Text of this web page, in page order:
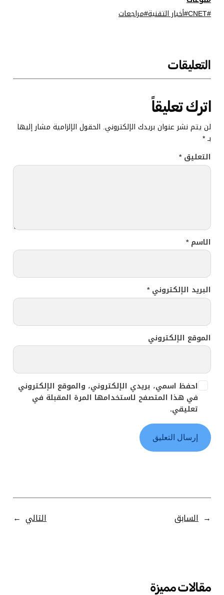
CNET أخبار التقنية مراجعات
التعليقات
اترك تعليقاً
لن يتم نشر عنوان بريدك الإلكتروني. الحقول الإلزامية مشار إليها
بـ*
التعليق*
الاسم*
البريد الإلكتروني*
الموقع الإلكتروني
احفظ اسمي، بريدي الإلكتروني، والموقع الإلكتروني
في هذا المتصفح لاستخدامها المرة المقبلة في
تعليقي.
← السابق التالي →
مقالات مميزة